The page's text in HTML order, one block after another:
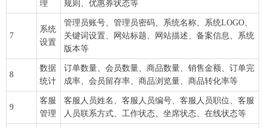
理 规则、优惠券状态等
7
系统
设置
管理员账号、管理员密码、系统名称、系统LOGO、
关键词设置、网站标题、网站描述、备案信息、系统
版本等
8
数据
统计
订单数量、会员数量、商品数量、销售金额、订单完
成率、会员留存率、商品浏览量、商品转化率等
9
客服
管理
客服人员姓名、客服人员编号、客服人员职位、客服
人员联系方式、工作状态、坐席状态、在线状态等